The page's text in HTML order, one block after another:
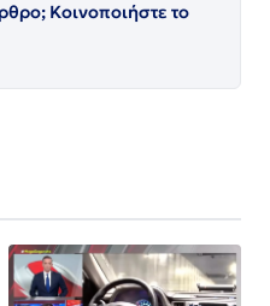
Κοινοποιήστε το